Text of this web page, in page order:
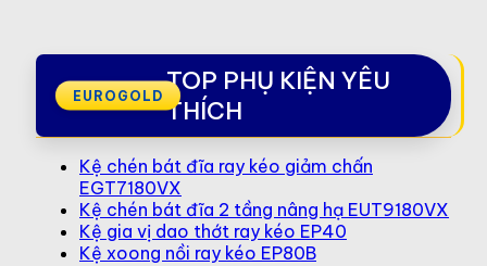
TOP PHỤ KIỆN YÊU
THÍCH
Kệ chén bát đĩa ray kéo giảm chấn
EGT7180VX
Kệ chén bát đĩa 2 tầng nâng hạ EUT9180VX
Kệ gia vị dao thớt ray kéo EP40
Kệ xoong nồi ray kéo EP80B